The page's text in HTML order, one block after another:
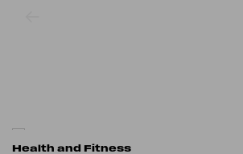
Health and Fitness